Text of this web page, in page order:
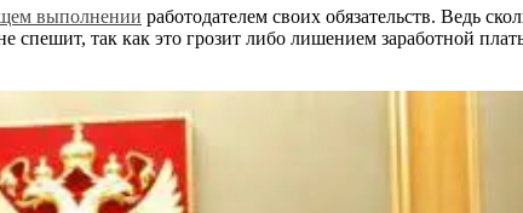
выполнении работодателем своих обязательств. Ведь
так как это грозит либо лишением заработной